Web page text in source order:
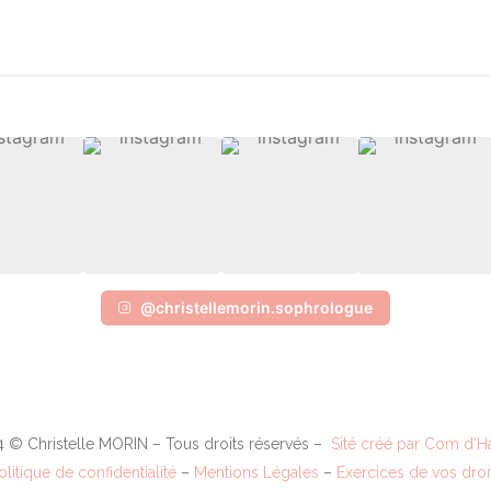
@christellemorin.sophrologue
© Christelle MORIN – Tous droits réservés – Sité créé par Com
de confidentialité – Mentions Légales – Exercices de vos